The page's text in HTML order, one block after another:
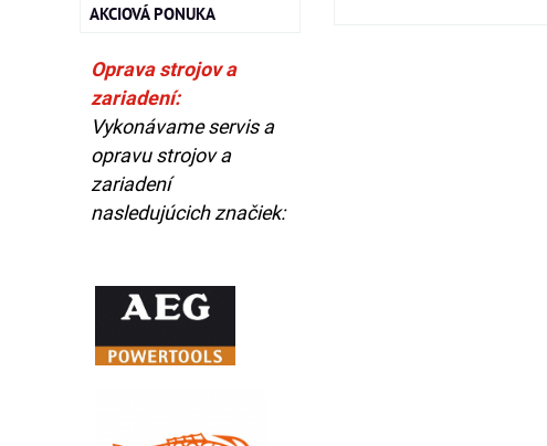
AKCIOVÁ PONUKA
Oprava strojov a
zariadení:
Vykonávame servis a
opravu strojov a
zariadení
nasledujúcich značiek: